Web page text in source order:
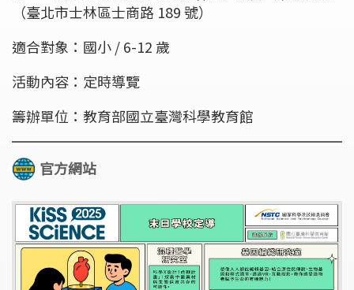
（臺北市士林區士商路 189 號）
適合對象：國小 / 6-12 歲
活動內容：定時導覽
籌辦單位：教育部國立臺灣科學教育館
官方網站